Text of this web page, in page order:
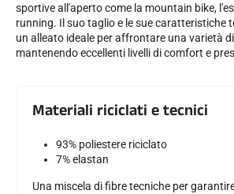
sportive all'aperto come la mountain bike,
running. Il suo taglio e le sue caratteristiche
un alleato ideale per affrontare una varietà
mantenendo eccellenti livelli di comfort e
Materiali riciclati e tecnici
93% poliestere riciclato
7% elastan
Una miscela di fibre tecniche per